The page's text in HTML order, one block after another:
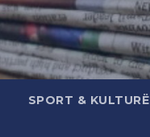
SPORT & KULTURË